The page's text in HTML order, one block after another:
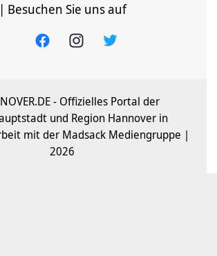
| Besuchen Sie uns auf
- Offizielles Portal der
und Region Hannover in
mit der Madsack Mediengruppe |
2026